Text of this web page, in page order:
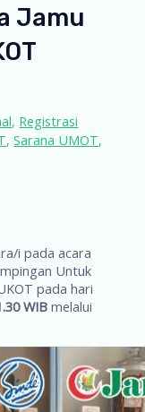
Jamu
, Registrasi
,Sarana UMOT,
i pada acara
Untuk
pada hari
WIB melalui